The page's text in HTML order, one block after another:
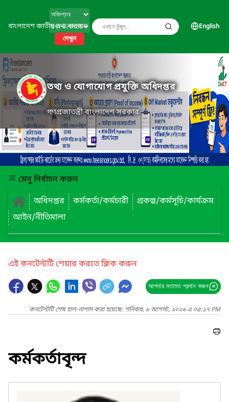
বাংলাদেশ জাতীয় তথ্য বাতায়ন
দেখুন
English
তথ্য ও যোগাযোগ প্রযুক্তি অধিদপ্তর
গণপ্রজাতন্ত্রী বাংলাদেশ সরকার
মেনু নির্বাচন করুন
অধিদপ্তর
কর্মকর্তা/কর্মচারী
প্রকল্প/কর্মসূচি/কার্যক্রম
আইন/নীতিমালা
এই কনটেন্টটি শেয়ার করতে ক্লিক করুন
আপনার মতামত প্রদান করুন
কনটেন্টটি শেষ হাল-নাগাদ করা হয়েছে: শনিবার, ৮ আগস্ট, ২০২৬ এ ০৫:১৭ PM
কর্মকর্তাবৃন্দ